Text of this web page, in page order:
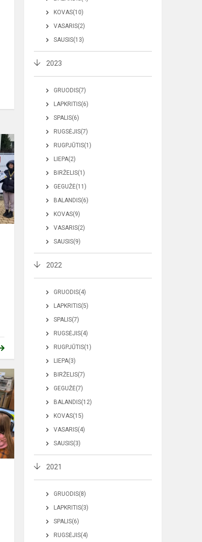
KOVAS(10)
VASARIS(2)
SAUSIS(13)
2023
GRUODIS(7)
LAPKRITIS(6)
SPALIS(6)
RUGSĖJIS(7)
RUGPJŪTIS(1)
LIEPA(2)
BIRŽELIS(1)
GEGUŽĖ(11)
BALANDIS(6)
KOVAS(9)
VASARIS(2)
SAUSIS(9)
2022
GRUODIS(4)
LAPKRITIS(5)
SPALIS(7)
RUGSĖJIS(4)
RUGPJŪTIS(1)
LIEPA(3)
BIRŽELIS(7)
GEGUŽĖ(7)
BALANDIS(12)
KOVAS(15)
VASARIS(4)
SAUSIS(3)
2021
GRUODIS(8)
LAPKRITIS(3)
SPALIS(6)
RUGSĖJIS(4)